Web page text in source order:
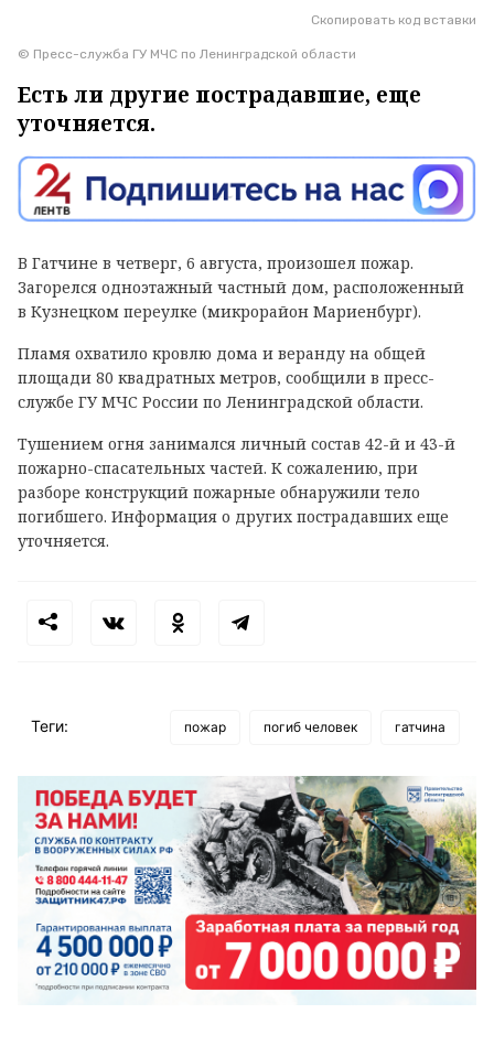
Скопировать код вставки
© Пресс-служба ГУ МЧС по Ленинградской области
Есть ли другие пострадавшие, еще
уточняется.
В Гатчине в четверг, 6 августа, произошел пожар.
Загорелся одноэтажный частный дом, расположенный
в Кузнецком переулке (микрорайон Мариенбург).
Пламя охватило кровлю дома и веранду на общей
площади 80 квадратных метров, сообщили в пресс-
службе ГУ МЧС России по Ленинградской области.
Тушением огня занимался личный состав 42-й и 43-й
пожарно-спасательных частей. К сожалению, при
разборе конструкций пожарные обнаружили тело
погибшего. Информация о других пострадавших еще
уточняется.
Теги: пожар погиб человек гатчина